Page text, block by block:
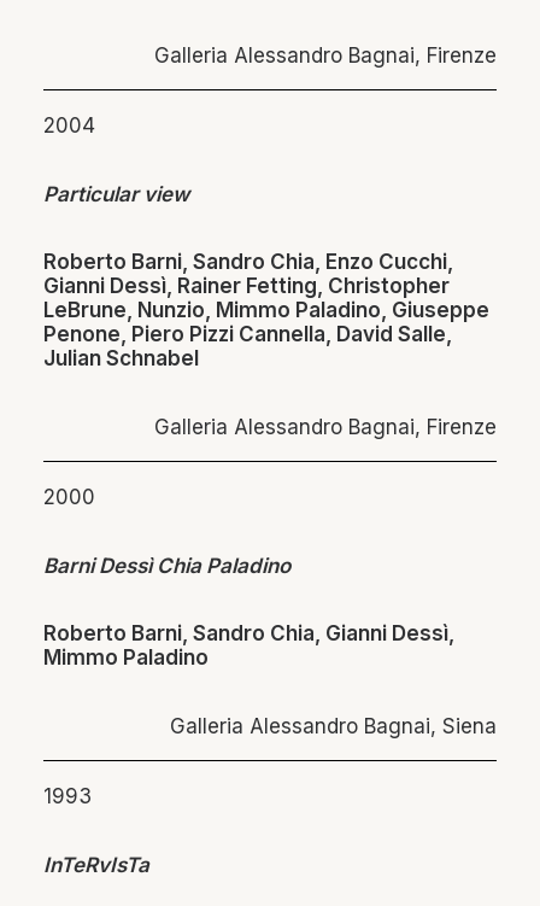
Galleria Alessandro Bagnai, Firenze
2004
Particular view
Roberto Barni, Sandro Chia, Enzo Cucchi,
Gianni Dessì, Rainer Fetting, Christopher
LeBrune, Nunzio, Mimmo Paladino, Giuseppe
Penone, Piero Pizzi Cannella, David Salle,
Julian Schnabel
Galleria Alessandro Bagnai, Firenze
2000
Barni Dessì Chia Paladino
Roberto Barni, Sandro Chia, Gianni Dessì,
Mimmo Paladino
Galleria Alessandro Bagnai, Siena
1993
InTeRvIsTa